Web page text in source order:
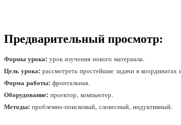
Предварительный просмотр:
Формы урока: урок изучения нового материала.
Цель урока: рассмотреть простейшие задачи в
Форма работы: фронтальная.
Оборудование: проектор, компьютер.
Методы: проблемно-поисковый, словесный, индуктивный.